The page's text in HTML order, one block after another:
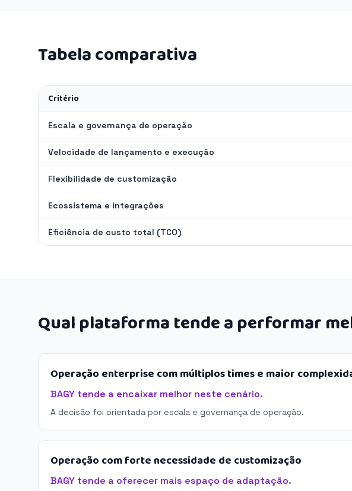
Tabela comparativa
Critério
Escala e governança de operação
Velocidade de lançamento e execução
Flexibilidade de customização
Ecossistema e integrações
Eficiência de custo total (TCO)
Qual plataforma tende a performar
Operação enterprise com múltiplos times e maior
BAGY tende a encaixar melhor neste cenário.
A decisão foi orientada por escala e governança de operação.
Operação com forte necessidade de customização
BAGY tende a oferecer mais espaço de adaptação.